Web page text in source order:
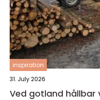
inspiration
31. July 2026
Ved gotland hållbar värme från öns egna